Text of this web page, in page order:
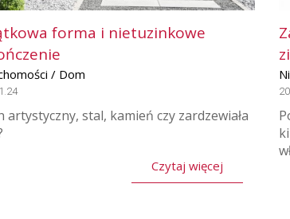
forma i nietuzinkowe
/ Dom
artystyczny, stal, kamień czy zardzewiała
Czytaj więcej